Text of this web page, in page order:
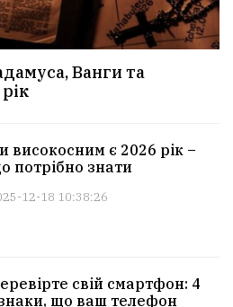
Ванги та
високосним є 2026 рік –
потрібно знати
12-18 10:38:26
свій смартфон: 4
що ваш телефон